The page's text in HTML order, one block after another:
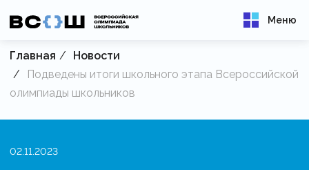
Меню
Главная
Новости
Подведены итоги школьного этапа Всероссийской
олимпиады школьников
02.11.2023